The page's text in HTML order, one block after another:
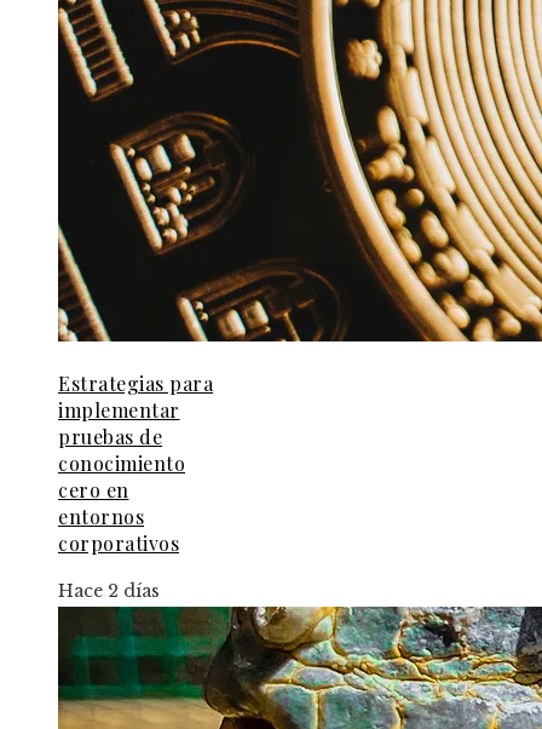
Estrategias para
implementar
pruebas de
conocimiento
cero en
entornos
corporativos
Hace 2 días